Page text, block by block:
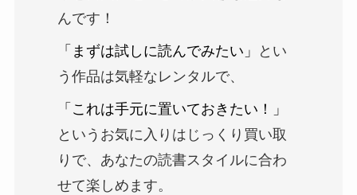
んです！
「まずは試しに読んでみたい」
とい
う作品は気軽なレンタルで、
「これは手元に置いておきたい！」
というお気に入りはじっくり買い取
りで、あなたの読書スタイルに合わ
せて楽しめます。